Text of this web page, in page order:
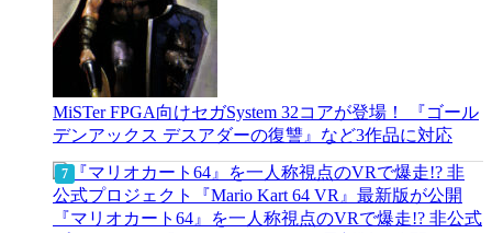
MiSTer FPGA向けセガSystem 32コアが登場！ 『ゴール
デンアックス デスアダーの復讐』など3作品に対応
『マリオカート64』を一人称視点のVRで爆走!? 非公式